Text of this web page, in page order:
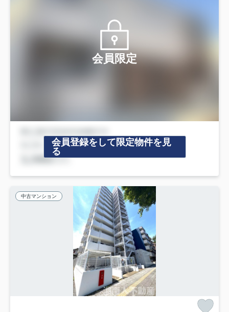
会員限定
会員登録をして限定物件を見
る
中古マンション